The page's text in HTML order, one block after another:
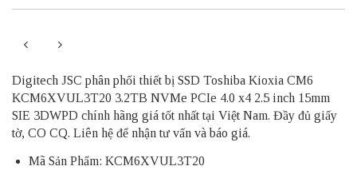
Digitech JSC phân phối thiết bị SSD Toshiba Kioxia CM6
KCM6XVUL3T20 3.2TB NVMe PCIe 4.0 x4 2.5 inch 15mm
SIE 3DWPD chính hãng giá tốt nhất tại Việt Nam. Đầy đủ giấy
tờ, CO CQ. Liên hệ để nhận tư vấn và báo giá.
Mã Sản Phẩm: KCM6XVUL3T20